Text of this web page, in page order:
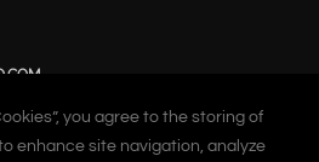
you agree to the storing of
enhance site navigation, analyze